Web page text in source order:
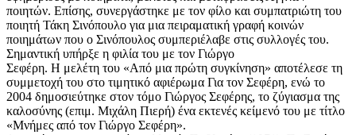
ποιητών. Επίσης, συνεργάστηκε με τον φίλο και συμπατριώτη του
ποιητή Τάκη Σινόπουλο για μια πειραματική γραφή κοινών
ποιημάτων που ο Σινόπουλος συμπεριέλαβε στις συλλογές του.
Σημαντική υπήρξε η φιλία του με τον Γιώργο
Σεφέρη. Η μελέτη του «Από μια πρώτη συγκίνηση» αποτέλεσε τη
συμμετοχή του στο τιμητικό αφιέρωμα Για τον Σεφέρη, ενώ το
2004 δημοσιεύτηκε στον τόμο Γιώργος Σεφέρης, το ζύγιασμα της
καλοσύνης (επιμ. Μιχάλη Πιερή) ένα εκτενές κείμενό του με τίτλο
«Μνήμες από τον Γιώργο Σεφέρη».